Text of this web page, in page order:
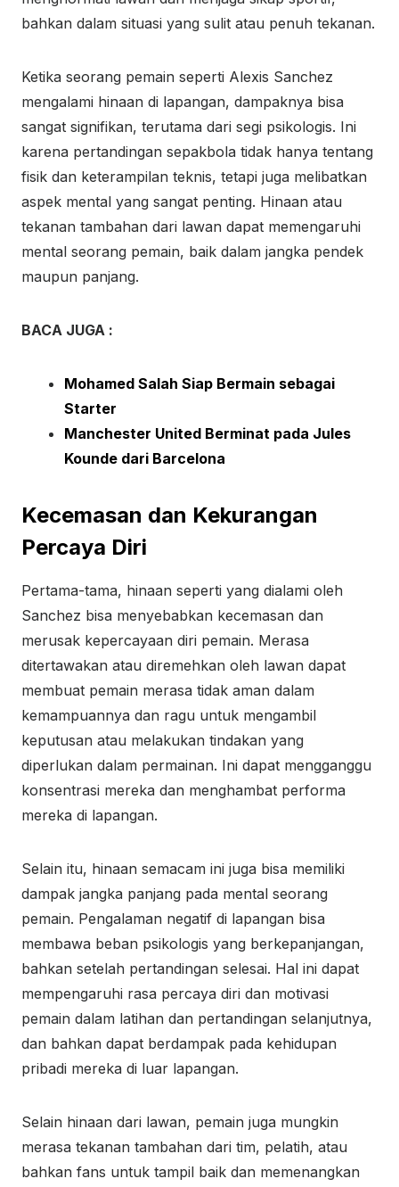
bahkan dalam situasi yang sulit atau penuh tekanan.
Ketika seorang pemain seperti Alexis Sanchez
mengalami hinaan di lapangan, dampaknya bisa
sangat signifikan, terutama dari segi psikologis. Ini
karena pertandingan sepakbola tidak hanya tentang
fisik dan keterampilan teknis, tetapi juga melibatkan
aspek mental yang sangat penting. Hinaan atau
tekanan tambahan dari lawan dapat memengaruhi
mental seorang pemain, baik dalam jangka pendek
maupun panjang.
BACA JUGA :
Mohamed Salah Siap Bermain sebagai
Starter
Manchester United Berminat pada Jules
Kounde dari Barcelona
Kecemasan dan Kekurangan
Percaya Diri
Pertama-tama, hinaan seperti yang dialami oleh
Sanchez bisa menyebabkan kecemasan dan
merusak kepercayaan diri pemain. Merasa
ditertawakan atau diremehkan oleh lawan dapat
membuat pemain merasa tidak aman dalam
kemampuannya dan ragu untuk mengambil
keputusan atau melakukan tindakan yang
diperlukan dalam permainan. Ini dapat mengganggu
konsentrasi mereka dan menghambat performa
mereka di lapangan.
Selain itu, hinaan semacam ini juga bisa memiliki
dampak jangka panjang pada mental seorang
pemain. Pengalaman negatif di lapangan bisa
membawa beban psikologis yang berkepanjangan,
bahkan setelah pertandingan selesai. Hal ini dapat
mempengaruhi rasa percaya diri dan motivasi
pemain dalam latihan dan pertandingan selanjutnya,
dan bahkan dapat berdampak pada kehidupan
pribadi mereka di luar lapangan.
Selain hinaan dari lawan, pemain juga mungkin
merasa tekanan tambahan dari tim, pelatih, atau
bahkan fans untuk tampil baik dan memenangkan